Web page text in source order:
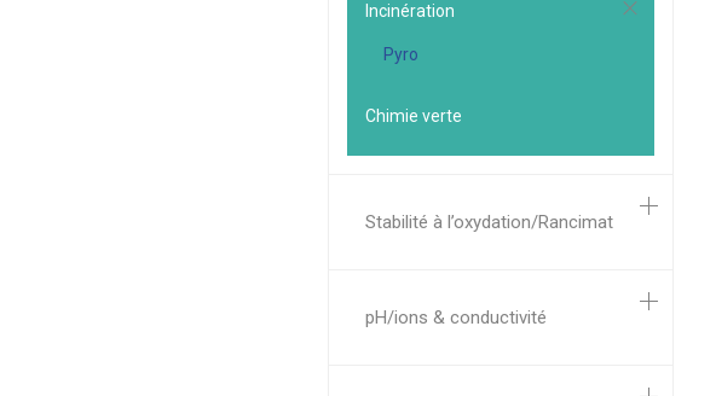
Incinération
Pyro
Chimie verte
Stabilité à l’oxydation/Rancimat
pH/ions & conductivité